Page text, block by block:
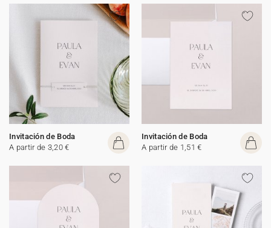
Invitación de Boda
A partir de 3,20 €
Invitación de Boda
A partir de 1,51 €